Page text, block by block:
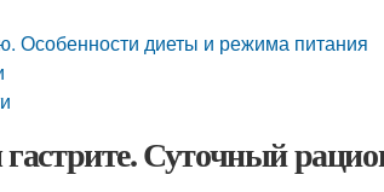
Особенности диеты и режима питания
Суточный